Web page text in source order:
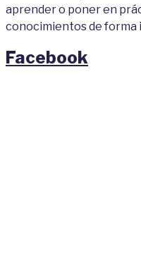
aprender o poner en
conocimientosde forma
Facebook